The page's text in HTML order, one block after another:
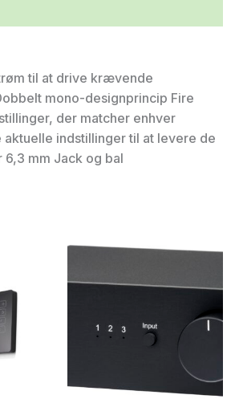
til at drive krævende
mono-designprincip Fire
der matcher enhver
indstillinger til at levere de
mm Jack og bal